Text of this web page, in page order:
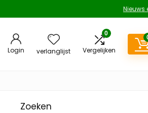
Nieuws
Login verlanglijst
0
Vergelijken
Zoeken